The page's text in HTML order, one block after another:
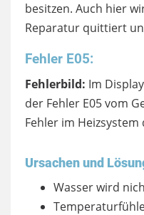
besitzen. Auch hier
Reparatur quittiert
Fehler E05:
Fehlerbild: Im
der Fehler E05 vom
Fehler im Heizsystem
Ursachen und
Wasser wird